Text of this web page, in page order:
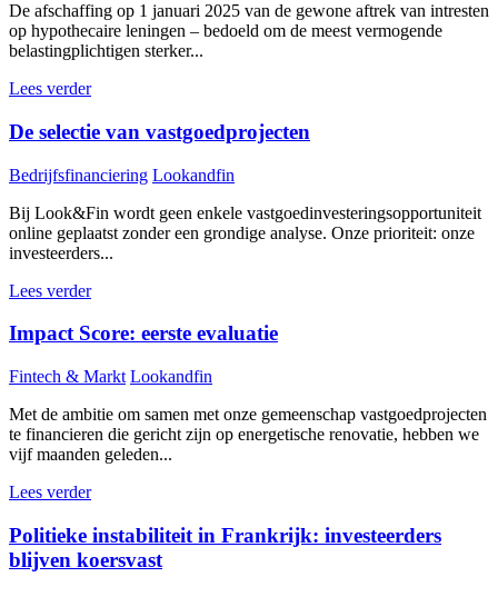
De afschaffing op 1 januari 2025 van de gewone aftrek van intresten
op hypothecaire leningen – bedoeld om de meest vermogende
belastingplichtigen sterker...
Lees verder
De selectie van vastgoedprojecten
Bedrijfsfinanciering Lookandfin
Bij Look&Fin wordt geen enkele vastgoedinvesteringsopportuniteit
online geplaatst zonder een grondige analyse. Onze prioriteit: onze
investeerders...
Lees verder
Impact Score: eerste evaluatie
Fintech & Markt Lookandfin
Met de ambitie om samen met onze gemeenschap vastgoedprojecten
te financieren die gericht zijn op energetische renovatie, hebben we
vijf maanden geleden...
Lees verder
Politieke instabiliteit in Frankrijk: investeerders
blijven koersvast